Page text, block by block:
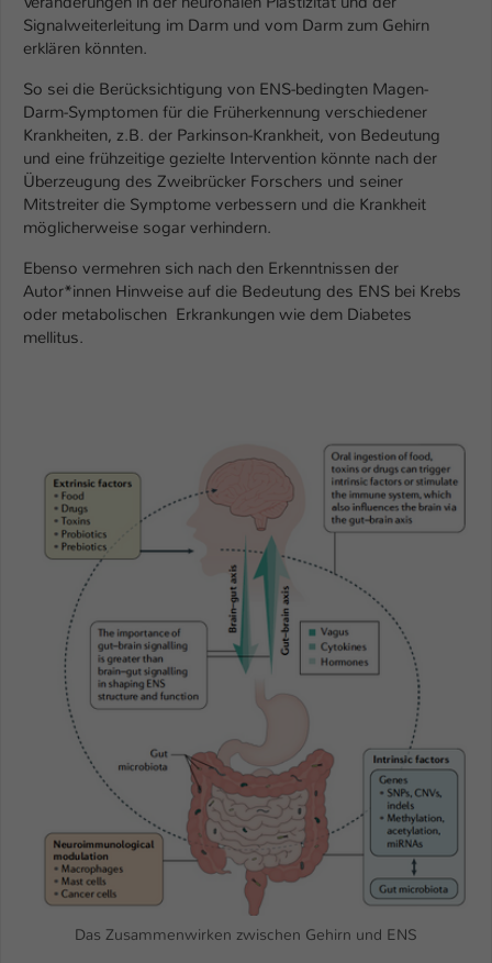
Das Zusammenwirken zwischen Gehirn und ENS
Signalweiterleitung im Darm und vom Darm zum Gehirn
erklären könnten.
So sei die Berücksichtigung von ENS-bedingten Magen-
Darm-Symptomen für die Früherkennung verschiedener
Krankheiten, z.B. der Parkinson-Krankheit, von Bedeutung
und eine frühzeitige gezielte Intervention könnte nach der
Überzeugung des Zweibrücker Forschers und seiner
Mitstreiter die Symptome verbessern und die Krankheit
möglicherweise sogar verhindern.
Ebenso vermehren sich nach den Erkenntnissen der
Autor*innen Hinweise auf die Bedeutung des ENS bei Krebs
oder metabolischen Erkrankungen wie dem Diabetes
mellitus.